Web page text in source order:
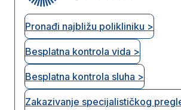
Pronađi najbližu polikliniku >
Besplatna kontrola vida >
Besplatna kontrola sluha >
Zakazivanje specijalističkog